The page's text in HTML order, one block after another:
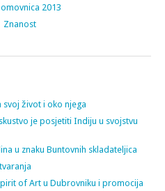
2013
Znanost
svoj život i oko njega
je posjetiti Indiju u svojstvu
u znaku Buntovnih skladateljica
of Art u Dubrovniku i promocija